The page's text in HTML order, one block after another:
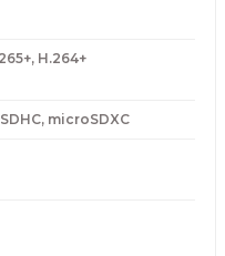
H.264+
microSDXC